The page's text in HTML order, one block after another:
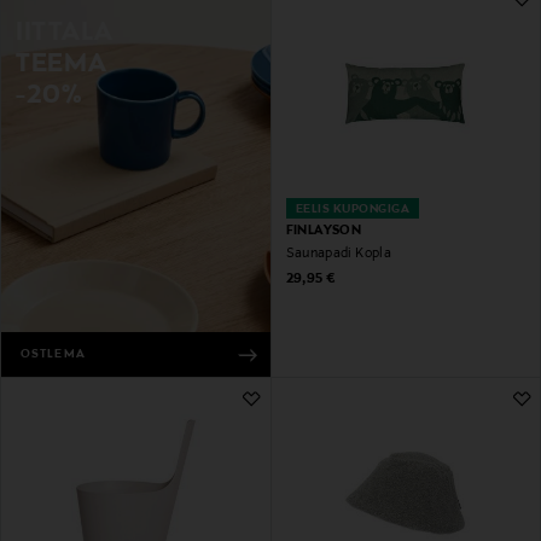
OSTLEMA
EELIS KUPONGIGA
FINLAYSON
Saunapadi Kopla
Original Price
29,95 €